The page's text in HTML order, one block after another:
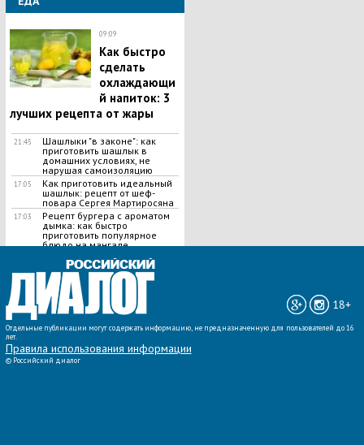
09:09
Как быстро
сделать
охлаждающи
й напиток: 3
лучших рецепта от жары
21:45
Шашлыки "в законе": как
приготовить шашлык в
домашних условиях, не
нарушая самоизоляцию
17:05
Как приготовить идеальный
шашлык​: рецепт от шеф-
повара Сергея Мартиросяна
17:03
Рецепт бургера с ароматом
дымка: как быстро
приготовить популярное
блюдо на мангале
ВСЕ НОВОСТИ »
18+
Отдельные публикации могут содержать информацию, не предназначенную для пользователей до 16
лет.
Правила использования информации
© Российский диалог